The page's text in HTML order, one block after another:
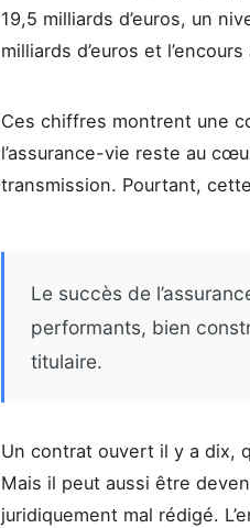
19,5 milliards d’euros, un
milliards d’euros et
Ces chiffres montrent une
l’assurance-vie reste au
transmission. Pourtant,
Le succès de
performants, bien
titulaire.
Un contrat ouvert il y a dix,
Mais il peut aussi être
juridiquement mal rédigé.